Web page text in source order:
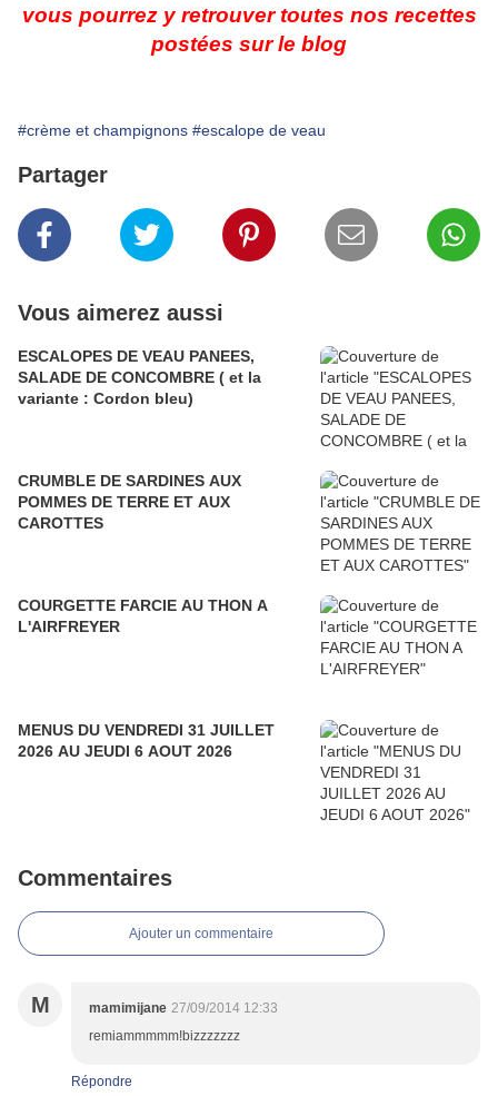
vous pourrez y retrouver toutes nos recettes
postées sur le blog
#crème et champignons #escalope de veau
Partager
Vous aimerez aussi
ESCALOPES DE VEAU PANEES,
SALADE DE CONCOMBRE ( et la
variante : Cordon bleu)
CRUMBLE DE SARDINES AUX
POMMES DE TERRE ET AUX
CAROTTES
COURGETTE FARCIE AU THON A
L'AIRFREYER
MENUS DU VENDREDI 31 JUILLET
2026 AU JEUDI 6 AOUT 2026
Commentaires
Ajouter un commentaire
M mamimijane 27/09/2014 12:33
remiammmmm!bizzzzzzz
Répondre